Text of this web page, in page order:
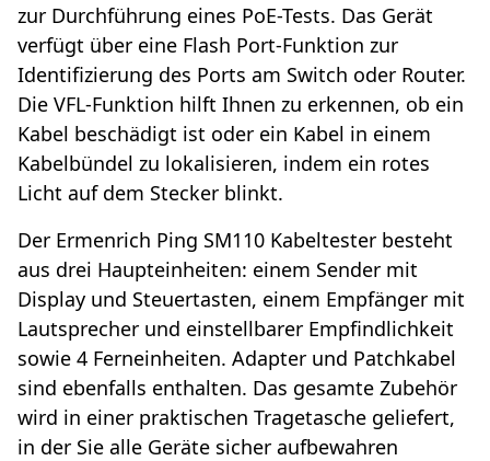
zur Durchführung eines PoE-Tests. Das Gerät
verfügt über eine Flash Port-Funktion zur
Identifizierung des Ports am Switch oder Router.
Die VFL-Funktion hilft Ihnen zu erkennen, ob ein
Kabel beschädigt ist oder ein Kabel in einem
Kabelbündel zu lokalisieren, indem ein rotes
Licht auf dem Stecker blinkt.
Der Ermenrich Ping SM110 Kabeltester besteht
aus drei Haupteinheiten: einem Sender mit
Display und Steuertasten, einem Empfänger mit
Lautsprecher und einstellbarer Empfindlichkeit
sowie 4 Ferneinheiten. Adapter und Patchkabel
sind ebenfalls enthalten. Das gesamte Zubehör
wird in einer praktischen Tragetasche geliefert,
in der Sie alle Geräte sicher aufbewahren